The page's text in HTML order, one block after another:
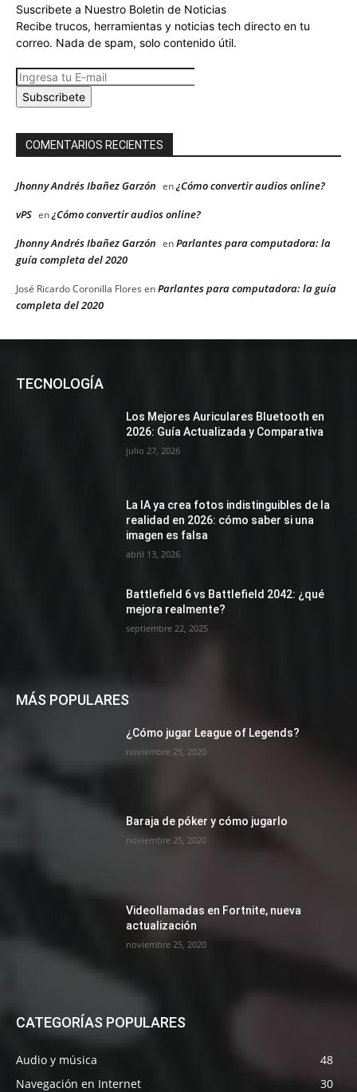
Suscribete a Nuestro Boletin de Noticias
Recibe trucos, herramientas y noticias tech directo en tu
correo. Nada de spam, solo contenido útil.
Subscribete
COMENTARIOS RECIENTES
Jhonny Andrés Ibañez Garzón en¿Cómo convertir audios online?
vPS en¿Cómo convertir audios online?
Jhonny Andrés Ibañez Garzón enParlantes para computadora: la
guía completa del 2020
José Ricardo Coronilla Flores enParlantes para computadora: la guía
completa del 2020
TECNOLOGÍA
Los Mejores Auriculares Bluetooth en
2026: Guía Actualizada y Comparativa
julio 27, 2026
La IA ya crea fotos indistinguibles de la
realidad en 2026: cómo saber si una
imagen es falsa
abril 13, 2026
Battlefield 6 vs Battlefield 2042: ¿qué
mejora realmente?
septiembre 22, 2025
MÁS POPULARES
¿Cómo jugar League of Legends?
noviembre 25, 2020
Baraja de póker y cómo jugarlo
noviembre 25, 2020
Videollamadas en Fortnite, nueva
actualización
noviembre 25, 2020
CATEGORÍAS POPULARES
Audio y música
48
Navegación en Internet
30